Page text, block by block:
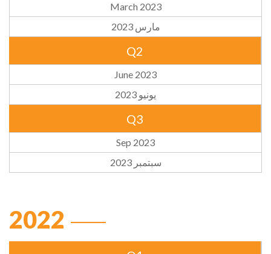
March 2023
مارس 2023
Q2
June 2023
يونيو 2023
Q3
Sep 2023
سبتمبر 2023
2022